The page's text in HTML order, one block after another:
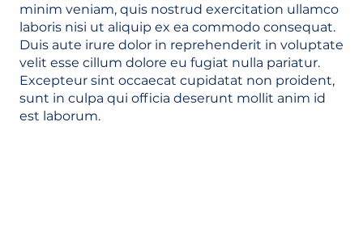
minim veniam, quis nostrud exercitation ullamco
laboris nisi ut aliquip ex ea commodo consequat.
Duis aute irure dolor in reprehenderit in voluptate
velit esse cillum dolore eu fugiat nulla pariatur.
Excepteur sint occaecat cupidatat non proident,
sunt in culpa qui officia deserunt mollit anim id
est laborum.